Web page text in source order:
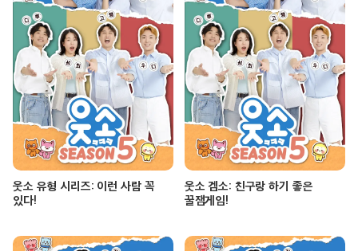
웃소 유형 시리즈: 이런 사람 꼭
있다!
웃소 겜소: 친구랑 하기 좋은
꿀잼게임!